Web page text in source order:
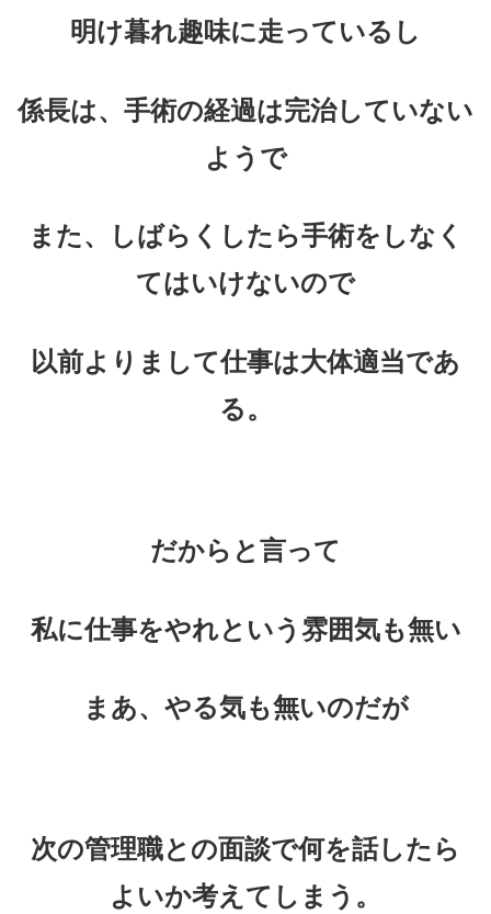
明け暮れ趣味に走っているし
係長は、手術の経過は完治していない
ようで
また、しばらくしたら手術をしなく
てはいけないので
以前よりまして仕事は大体適当であ
る。
だからと言って
私に仕事をやれという雰囲気も無い
まあ、やる気も無いのだが
次の管理職との面談で何を話したら
よいか考えてしまう。